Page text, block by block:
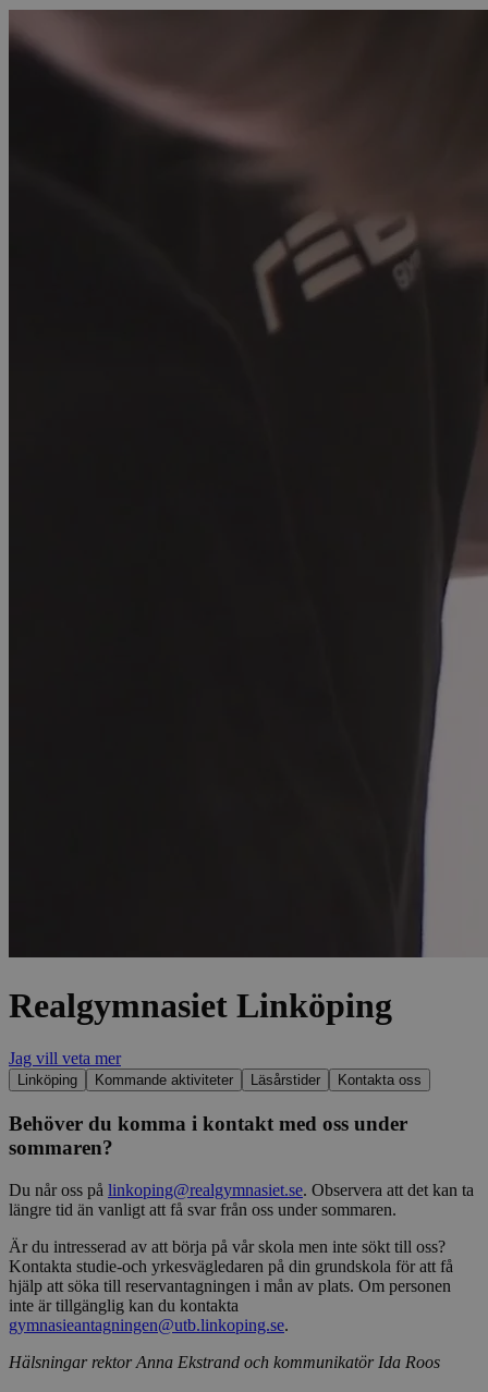
Realgymnasiet Linköping
Jag vill veta mer
Linköping Kommande aktiviteter Läsårstider Kontakta oss
Behöver du komma i kontakt med oss under
sommaren?
Du når oss på linkoping@realgymnasiet.se. Observera att det kan ta
längre tid än vanligt att få svar från oss under sommaren.
Är du intresserad av att börja på vår skola men inte sökt till oss?
Kontakta studie-och yrkesvägledaren på din grundskola för att få
hjälp att söka till reservantagningen i mån av plats. Om personen
inte är tillgänglig kan du kontakta
gymnasieantagningen@utb.linkoping.se.
Hälsningar rektor Anna Ekstrand och kommunikatör Ida Roos